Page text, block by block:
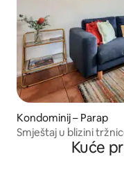
Kondominij – Parap
Smještaj u blizini
Kuće